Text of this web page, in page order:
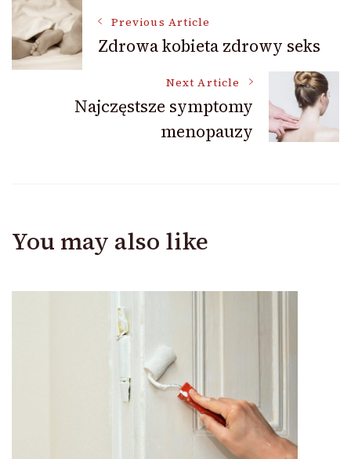
Post
Navigation
Previous Article
Zdrowa kobieta zdrowy seks
Next Article
Najczęstsze symptomy
menopauzy
You may also like